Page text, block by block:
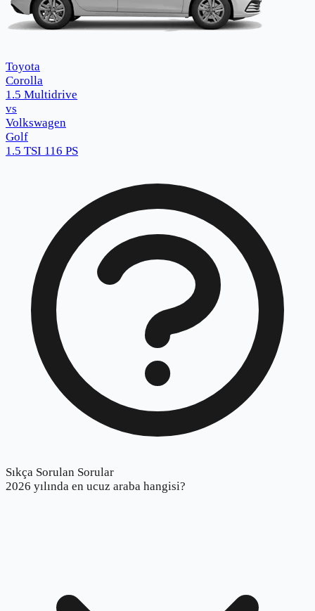
Toyota
Corolla
1.5 Multidrive
vs
Volkswagen
Golf
1.5 TSI 116 PS
Sıkça Sorulan Sorular
2026 yılında en ucuz araba hangisi?